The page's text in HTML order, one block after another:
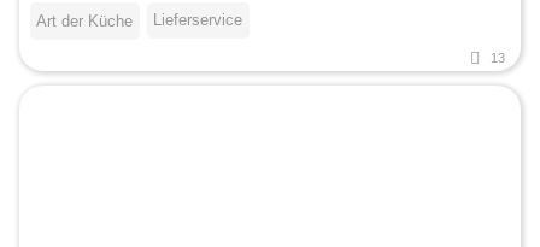
Art der Küche Lieferservice
13